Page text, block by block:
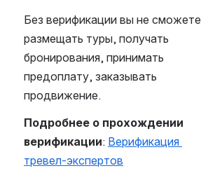
Без верификации вы не сможете
размещать туры, получать
бронирования, принимать
предоплату, заказывать
продвижение.
Подробнее о прохождении
верификации: Верификация
тревел-экспертов